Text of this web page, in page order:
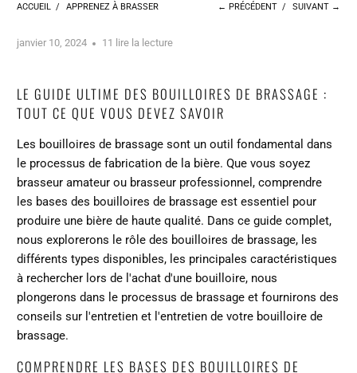
ACCUEIL / APPRENEZ À BRASSER ← PRÉCÉDENT / SUIVANT →
janvier 10, 2024 11 lire la lecture
LE GUIDE ULTIME DES BOUILLOIRES DE BRASSAGE :
TOUT CE QUE VOUS DEVEZ SAVOIR
Les bouilloires de brassage sont un outil fondamental dans
le processus de fabrication de la bière. Que vous soyez
brasseur amateur ou brasseur professionnel, comprendre
les bases des bouilloires de brassage est essentiel pour
produire une bière de haute qualité. Dans ce guide complet,
nous explorerons le rôle des bouilloires de brassage, les
différents types disponibles, les principales caractéristiques
à rechercher lors de l'achat d'une bouilloire, nous
plongerons dans le processus de brassage et fournirons des
conseils sur l'entretien et l'entretien de votre bouilloire de
brassage.
COMPRENDRE LES BASES DES BOUILLOIRES DE